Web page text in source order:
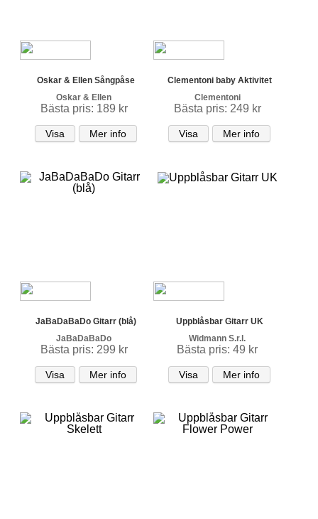
Oskar & Ellen Sångpåse
Oskar & Ellen
Bästa pris: 189 kr
Visa Mer info
Clementoni baby Aktivitet
Clementoni
Bästa pris: 249 kr
Visa Mer info
JaBaDaBaDo Gitarr (blå)
JaBaDaBaDo
Bästa pris: 299 kr
Visa Mer info
Uppblåsbar Gitarr UK
Widmann S.r.l.
Bästa pris: 49 kr
Visa Mer info